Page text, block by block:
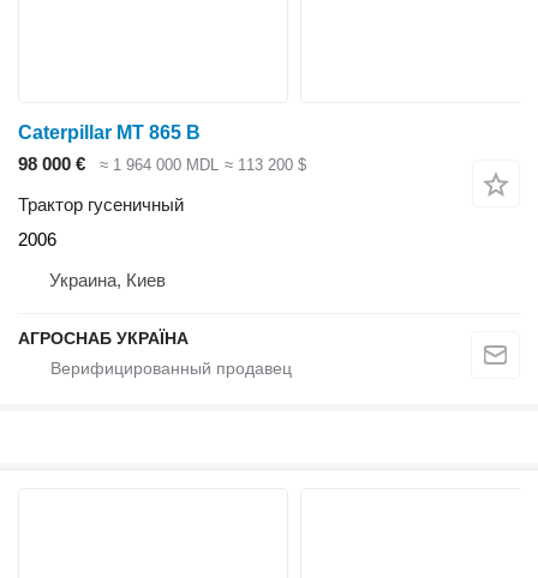
Caterpillar MT 865 B
98 000 €
≈ 1 964 000 MDL ≈ 113 200 $
Трактор гусеничный
2006
Украина, Киев
АГРОСНАБ УКРАЇНА